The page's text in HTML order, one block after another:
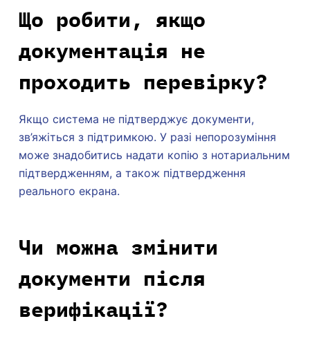
Що робити, якщо
документація не
проходить перевірку?
Якщо система не підтверджує документи,
зв’яжіться з підтримкою. У разі непорозуміння
може знадобитись надати копію з нотариальним
підтвердженням, а також підтвердження
реального екрана.
Чи можна змінити
документи після
верифікації?